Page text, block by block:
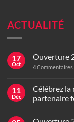
ACTUALITÉ
17
Oct
Ouverture
4Commentaires
11
Déc
Célébrez la
partenaire